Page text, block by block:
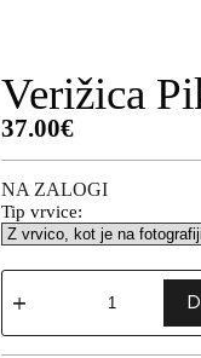
Verižica
37.00€
NA ZALOGI
Tip vrvice: